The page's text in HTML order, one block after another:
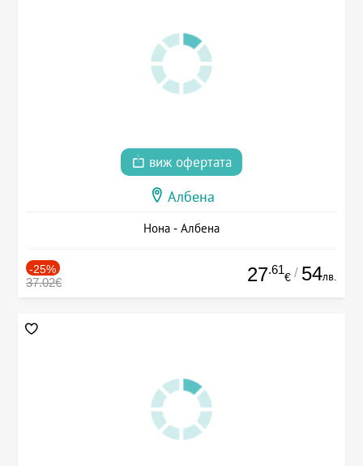
виж офертата
Албена
Нона - Албена
-25%
37.02€ 27.61
€ / 54лв.